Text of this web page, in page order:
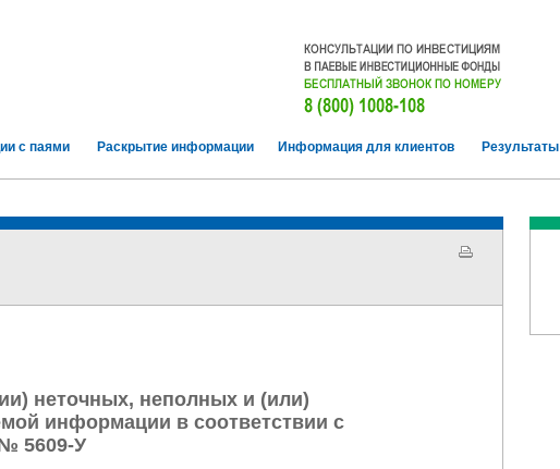
с паями Раскрытие информации Информация для клиентов Результаты
неточных, неполных и (или)
информации в соответствии с
5609-У